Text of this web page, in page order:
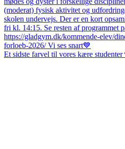
Et sidste farvel til vores kære